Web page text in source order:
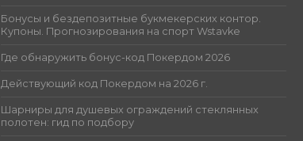
Бонусы и бездепозитные букмекерских контор.
Купоны. Прогнозирования на спорт Wstavke
Где обнаружить бонус-код Покердом 2026
Действующий код Покердом на 2026 г.
Шарниры для душевых ограждений стеклянных
полотен: гид по подбору